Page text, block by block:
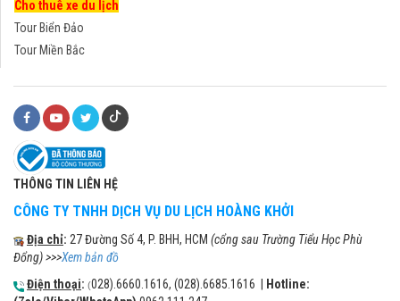
Cho thuê xe du lịch
Tour Biển Đảo
Tour Miền Bắc
THÔNG TIN LIÊN HỆ
CÔNG TY TNHH DỊCH VỤ DU LỊCH HOÀNG KHỞI
Địa chỉ: 27 Đường Số 4, P. BHH, HCM (cổng sau Trường Tiểu Học Phù
Đổng) >>>Xem bản đồ
Điện thoại: (028).6660.1616, (028).6685.1616 |
Hotline: